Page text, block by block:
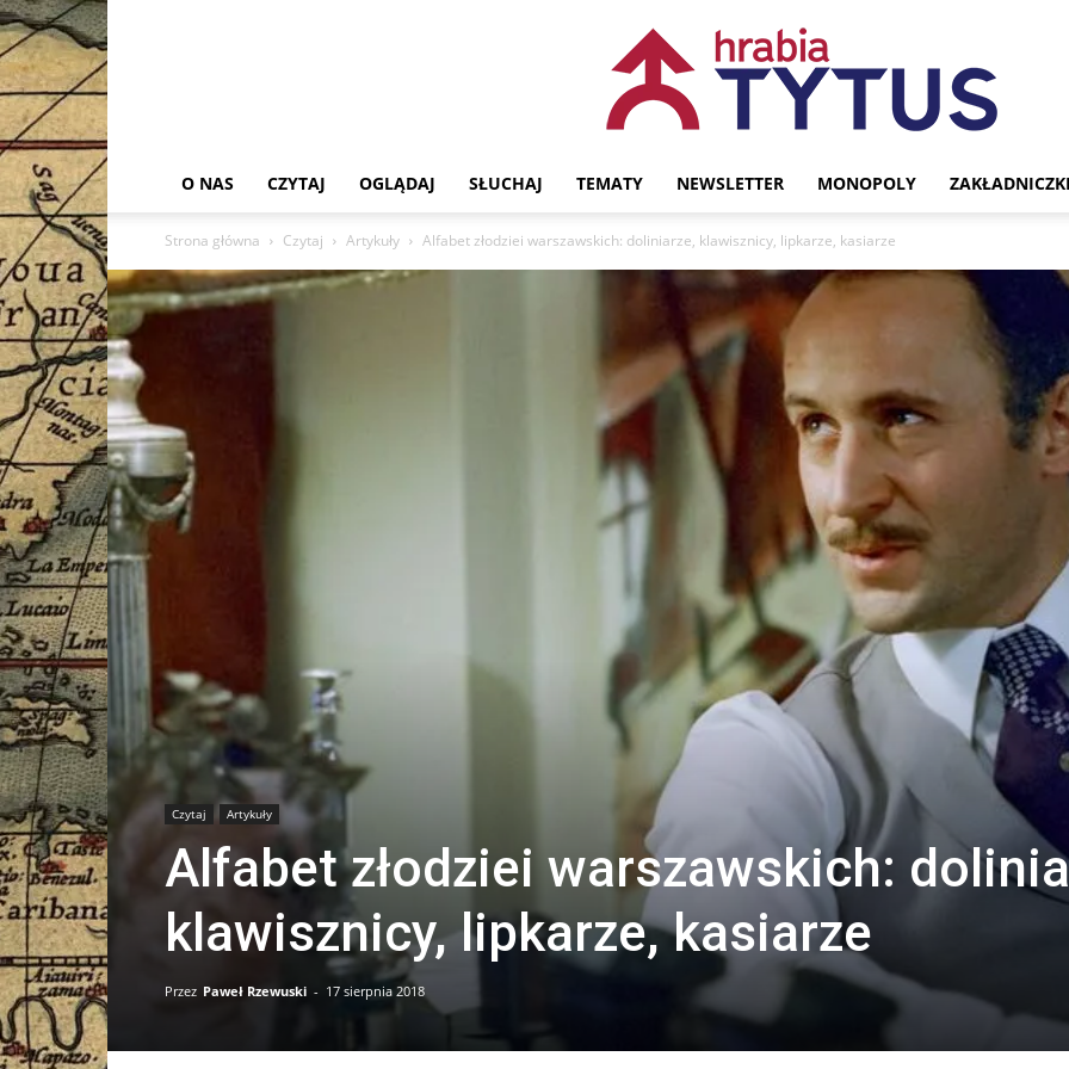
Hrabia
Tytus
O NAS CZYTAJ OGLĄDAJ SŁUCHAJ TEMATY NEWSLETTER MONOPOLY
Strona główna Czytaj Artykuły Alfabet złodziei warszawskich: doliniarze, klawisznicy, lipkarze, kasiarze
Czytaj Artykuły
Alfabet złodziei warszawskich:
klawisznicy, lipkarze, kasiarze
Przez Paweł Rzewuski - 17 sierpnia 2018